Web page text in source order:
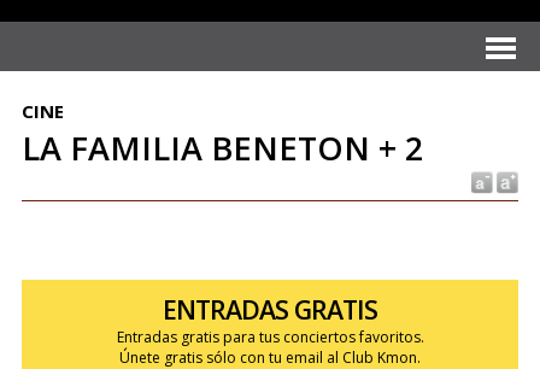
CINE
LA FAMILIA BENETON + 2
ENTRADAS GRATIS
Entradas gratis para tus conciertos favoritos.
Únete gratis sólo con tu email al Club Kmon.